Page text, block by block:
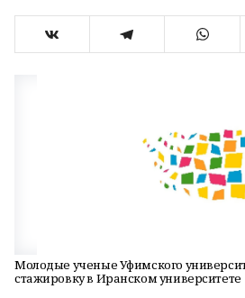
Молодые ученые Уфимского
стажировку в Иранском университете